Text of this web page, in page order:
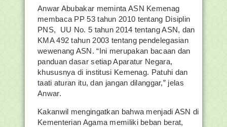
Anwar Abubakar meminta ASN Kemenag
membaca PP 53 tahun 2010 tentang Disiplin
PNS, UU No. 5 tahun 2014 tentang ASN, dan
KMA 492 tahun 2003 tentang pendelegasian
wewenang ASN. “Ini merupakan bacaan dan
panduan dasar setiap Aparatur Negara,
khususnya di institusi Kemenag. Patuhi dan
taati aturan itu, dan jangan dilanggar,” jelas
Anwar.
Kakanwil mengingatkan bahwa menjadi ASN di
Kementerian Agama memiliki beban berat,